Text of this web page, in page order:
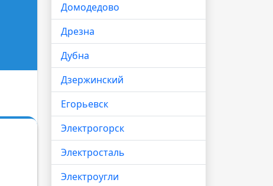
Домодедово
Дрезна
Дубна
Дзержинский
Егорьевск
Электрогорск
Электросталь
Электроугли